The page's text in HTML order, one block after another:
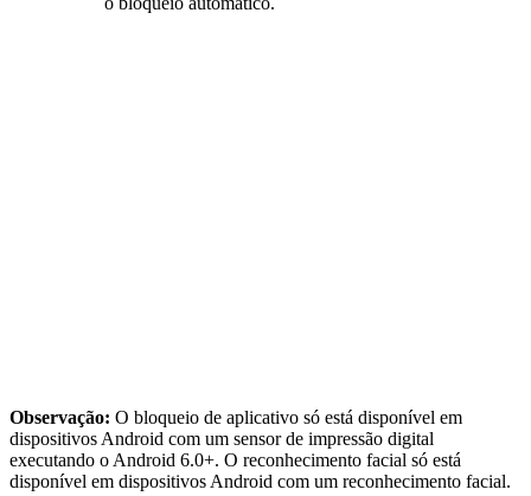
Observação: O bloqueio de aplicativo só está disponível em
dispositivos Android com um sensor de impressão digital
executando o Android 6.0+. O reconhecimento facial só está
disponível em dispositivos Android com um reconhecimento facial.